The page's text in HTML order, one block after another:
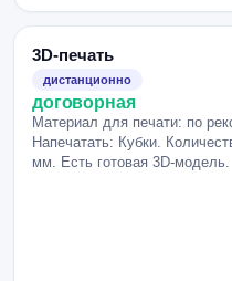
3D-печать
дистанционно
договорная
Материал для печати: по
Напечатать: Кубки.
мм. Есть готовая 3D-модель.